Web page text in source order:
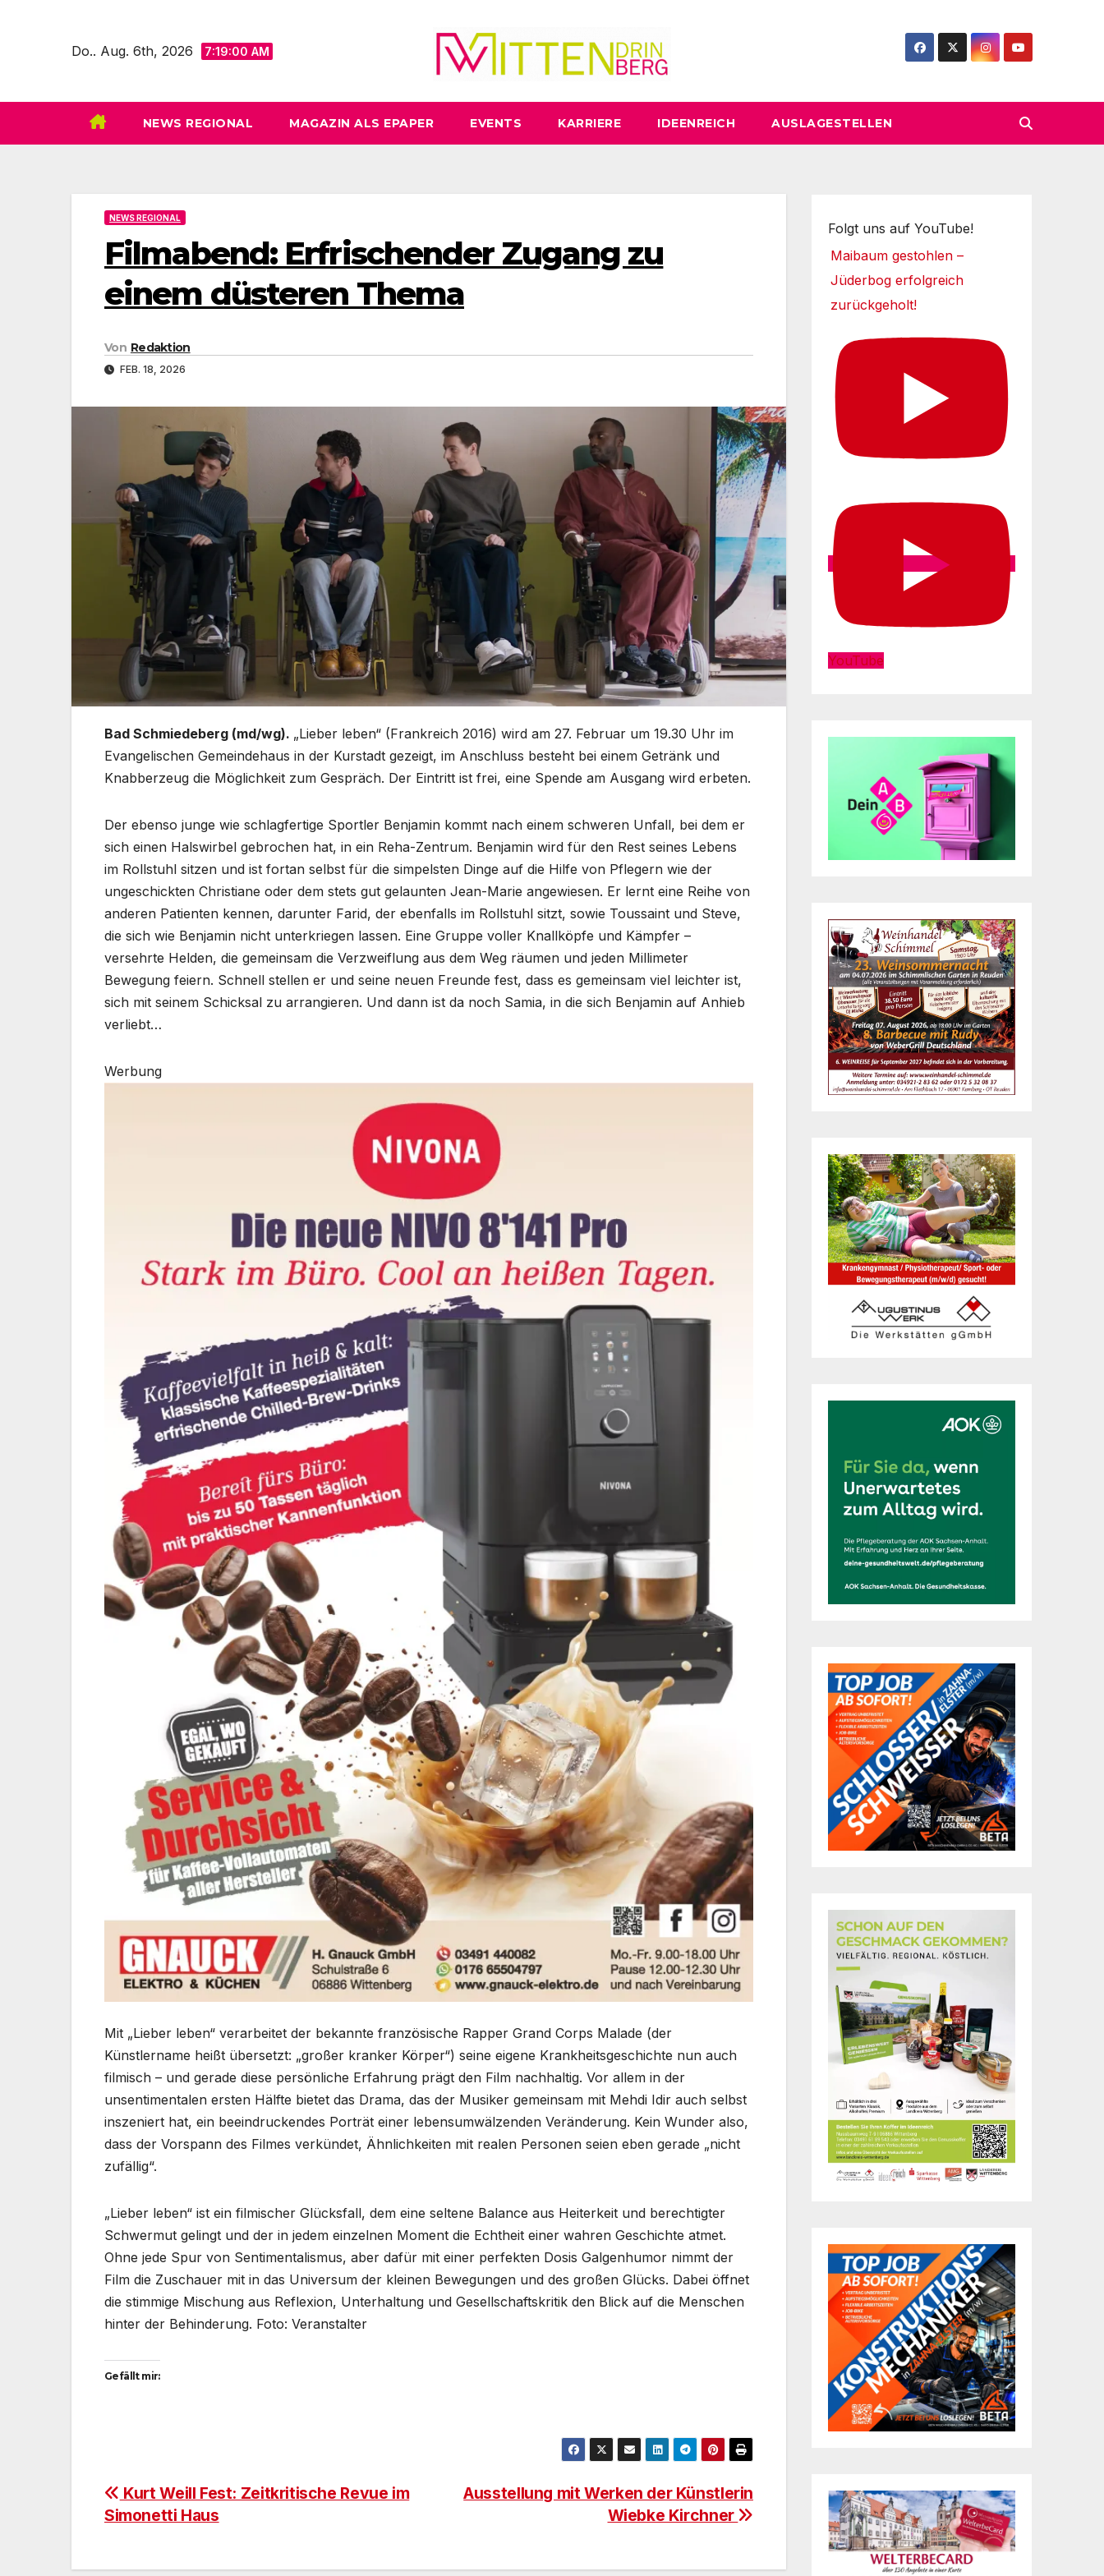
Do.. Aug. 6th, 2026 7:19:02 AM
NEWS REGIONAL MAGAZIN ALS EPAPER EVENTS KARRIERE IDEENREICH AUSLAGESTELLEN
NEWS REGIONAL
Filmabend: Erfrischender Zugang zu
einem düsteren Thema
Von Redaktion
FEB. 18, 2026
Bad Schmiedeberg (md/wg). „Lieber leben“ (Frankreich 2016) wird am 27. Februar um 19.30 Uhr im
Evangelischen Gemeindehaus in der Kurstadt gezeigt, im Anschluss besteht bei einem Getränk und
Knabberzeug die Möglichkeit zum Gespräch. Der Eintritt ist frei, eine Spende am Ausgang wird erbeten.
Der ebenso junge wie schlagfertige Sportler Benjamin kommt nach einem schweren Unfall, bei dem er
sich einen Halswirbel gebrochen hat, in ein Reha-Zentrum. Benjamin wird für den Rest seines Lebens
im Rollstuhl sitzen und ist fortan selbst für die simpelsten Dinge auf die Hilfe von Pflegern wie der
ungeschickten Christiane oder dem stets gut gelaunten Jean-Marie angewiesen. Er lernt eine Reihe von
anderen Patienten kennen, darunter Farid, der ebenfalls im Rollstuhl sitzt, sowie Toussaint und Steve,
die sich wie Benjamin nicht unterkriegen lassen. Eine Gruppe voller Knallköpfe und Kämpfer –
versehrte Helden, die gemeinsam die Verzweiflung aus dem Weg räumen und jeden Millimeter
Bewegung feiern. Schnell stellen er und seine neuen Freunde fest, dass es gemeinsam viel leichter ist,
sich mit seinem Schicksal zu arrangieren. Und dann ist da noch Samia, in die sich Benjamin auf Anhieb
verliebt…
Werbung
Mit „Lieber leben“ verarbeitet der bekannte französische Rapper Grand Corps Malade (der
Künstlername heißt übersetzt: „großer kranker Körper“) seine eigene Krankheitsgeschichte nun auch
filmisch – und gerade diese persönliche Erfahrung prägt den Film nachhaltig. Vor allem in der
unsentimentalen ersten Hälfte bietet das Drama, das der Musiker gemeinsam mit Mehdi Idir auch selbst
inszeniert hat, ein beeindruckendes Porträt einer lebensumwälzenden Veränderung. Kein Wunder also,
dass der Vorspann des Filmes verkündet, Ähnlichkeiten mit realen Personen seien eben gerade „nicht
zufällig“.
„Lieber leben“ ist ein filmischer Glücksfall, dem eine seltene Balance aus Heiterkeit und berechtigter
Schwermut gelingt und der in jedem einzelnen Moment die Echtheit einer wahren Geschichte atmet.
Ohne jede Spur von Sentimentalismus, aber dafür mit einer perfekten Dosis Galgenhumor nimmt der
Film die Zuschauer mit in das Universum der kleinen Bewegungen und des großen Glücks. Dabei öffnet
die stimmige Mischung aus Reflexion, Unterhaltung und Gesellschaftskritik den Blick auf die Menschen
hinter der Behinderung. Foto: Veranstalter
Gefällt mir:
Beitragsnavigation
Ausstellung mit Werken der Künstlerin
Wiebke Kirchner
Kurt Weill Fest: Zeitkritische Revue im
Simonetti Haus
Folgt uns auf YouTube!
Maibaum gestohlen –
Jüderbog erfolgreich
zurückgeholt!
YouTube